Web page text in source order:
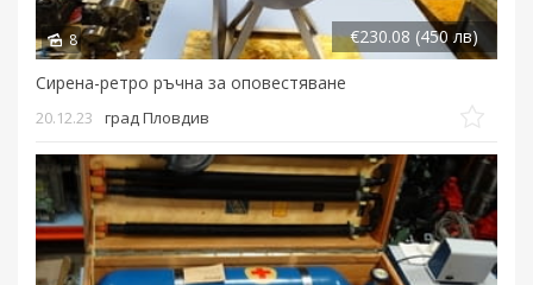
8
Сирена-ретро ръчна за оповестяване
€230.08 (450 лв)
20.12.23 град Пловдив